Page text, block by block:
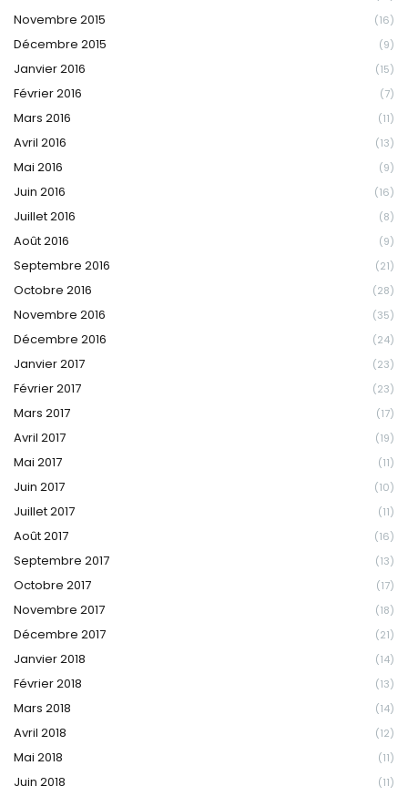
Novembre 2015 (16)
Décembre 2015 (9)
Janvier 2016 (15)
Février 2016 (7)
Mars 2016 (11)
Avril 2016 (13)
Mai 2016 (9)
Juin 2016 (16)
Juillet 2016 (8)
Août 2016 (9)
Septembre 2016 (21)
Octobre 2016 (28)
Novembre 2016 (35)
Décembre 2016 (24)
Janvier 2017 (23)
Février 2017 (23)
Mars 2017 (17)
Avril 2017 (19)
Mai 2017 (11)
Juin 2017 (10)
Juillet 2017 (11)
Août 2017 (16)
Septembre 2017 (13)
Octobre 2017 (17)
Novembre 2017 (18)
Décembre 2017 (21)
Janvier 2018 (14)
Février 2018 (13)
Mars 2018 (14)
Avril 2018 (12)
Mai 2018 (11)
Juin 2018 (11)